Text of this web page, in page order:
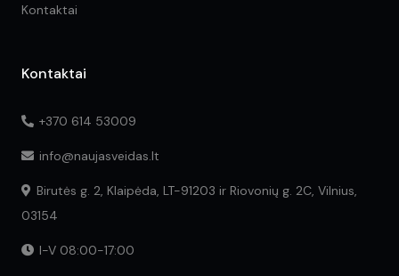
Kontaktai
Kontaktai
+370 614 53009
info@naujasveidas.lt
Birutės g. 2, Klaipėda, LT-91203 ir Riovonių g. 2C, Vilnius,
03154
I-V 08:00-17:00